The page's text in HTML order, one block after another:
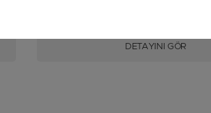
DETAYINI GÖR